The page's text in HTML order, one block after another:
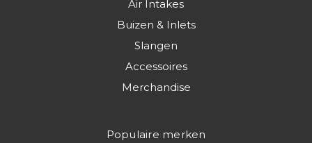
Air Intakes
Buizen & Inlets
Slangen
Accessoires
Merchandise
Populaire merken